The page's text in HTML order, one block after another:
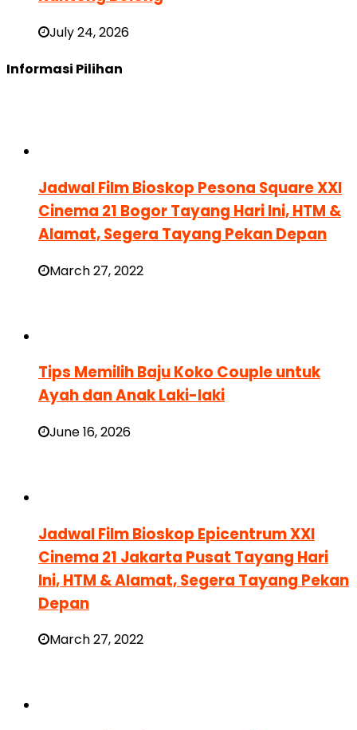
July 24, 2026
Informasi Pilihan
Jadwal Film Bioskop Pesona Square XXI
Cinema 21 Bogor Tayang Hari Ini, HTM &
Alamat, Segera Tayang Pekan Depan
March 27, 2022
Tips Memilih Baju Koko Couple untuk
Ayah dan Anak Laki-laki
June 16, 2026
Jadwal Film Bioskop Epicentrum XXI
Cinema 21 Jakarta Pusat Tayang Hari
Ini, HTM & Alamat, Segera Tayang Pekan
Depan
March 27, 2022